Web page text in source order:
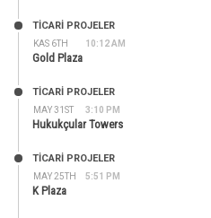
KAS 6TH 10:12 AM
TİCARİ PROJELER
Gold Plaza
MAY 31ST 3:10 PM
TİCARİ PROJELER
Hukukçular Towers
MAY 25TH 5:51 PM
TİCARİ PROJELER
K Plaza